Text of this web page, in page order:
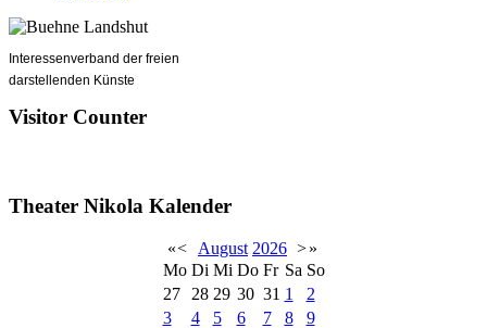
Interessenverband der freien
darstellenden Künste
Visitor Counter
Theater Nikola Kalender
«< August 2026 >»
Mo Di Mi Do Fr Sa So
27
28 29 30 31 1
2
3
4 5 6 7 8
9